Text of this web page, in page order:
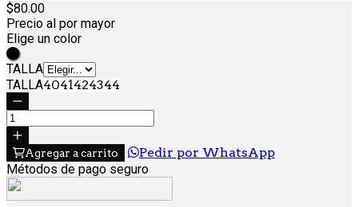
80.00
Precio al por mayor
Elige un color
Negro
TALLA
TALLA4041424344
Agregar a carrito
Pedir por WhatsApp
Métodos de pago seguro